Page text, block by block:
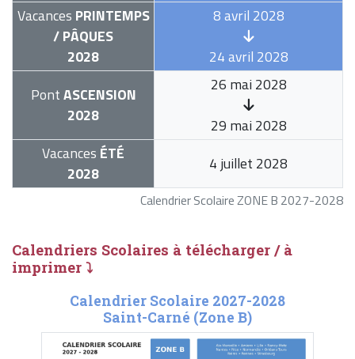
Calendrier Scolaire ZONE B 2027-2028
Vacances PRINTEMPS
/ PÂQUES
2028
8 avril 2028
24 avril 2028
PontASCENSION
2028
26 mai 2028
29 mai 2028
Vacances ÉTÉ
2028
4 juillet 2028
Calendriers Scolaires à télécharger / à
imprimer ⤵
Calendrier Scolaire 2027-2028
Saint-Carné (Zone B)